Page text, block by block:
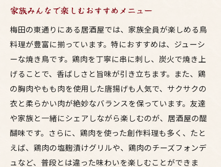
家族みんなで楽しむおすすめメニュー
梅田の東通りにある居酒屋では、家族全員が楽しめる鳥
料理が豊富に揃っています。特におすすめは、ジューシ
ーな焼き鳥です。鶏肉を丁寧に串に刺し、炭火で焼き上
げることで、香ばしさと旨味が引き立ちます。また、鶏
の胸肉やもも肉を使用した唐揚げも人気で、サクサクの
衣と柔らかい肉が絶妙なバランスを保っています。友達
や家族と一緒にシェアしながら楽しむのが、居酒屋の醍
醐味です。さらに、鶏肉を使った創作料理も多く、たと
えば、鶏肉の塩麹漬けグリルや、鶏肉のチーズフォンデ
ュなど、普段とは違った味わいを楽しむことができま